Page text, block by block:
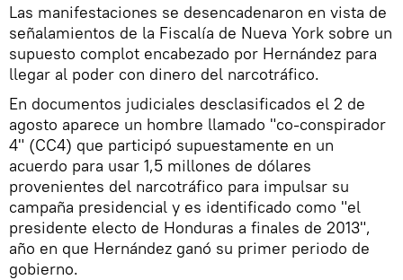
Las manifestaciones se desencadenaron en vista de
señalamientos de la Fiscalía de Nueva York sobre un
supuesto complot encabezado por Hernández para
llegar al poder con dinero del narcotráfico.
En documentos judiciales desclasificados el 2 de
agosto aparece un hombre llamado "co-conspirador
4" (CC4) que participó supuestamente en un
acuerdo para usar 1,5 millones de dólares
provenientes del narcotráfico para impulsar su
campaña presidencial y es identificado como "el
presidente electo de Honduras a finales de 2013",
año en que Hernández ganó su primer periodo de
gobierno.